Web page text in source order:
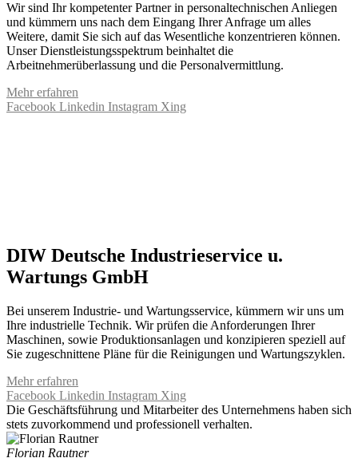
Wir sind Ihr kompetenter Partner in personaltechnischen Anliegen
und kümmern uns nach dem Eingang Ihrer Anfrage um alles
Weitere, damit Sie sich auf das Wesentliche konzentrieren können.
Unser Dienstleistungsspektrum beinhaltet die
Arbeitnehmerüberlassung und die Personalvermittlung.
Mehr erfahren
Facebook Linkedin Instagram Xing
DIW Deutsche Industrieservice u.
Wartungs GmbH
Bei unserem Industrie- und Wartungsservice, kümmern wir uns um
Ihre industrielle Technik. Wir prüfen die Anforderungen Ihrer
Maschinen, sowie Produktionsanlagen und konzipieren speziell auf
Sie zugeschnittene Pläne für die Reinigungen und Wartungszyklen.
Mehr erfahren
Facebook Linkedin Instagram Xing
Die Geschäftsführung und Mitarbeiter des Unternehmens haben sich
stets zuvorkommend und professionell verhalten.
Florian Rautner